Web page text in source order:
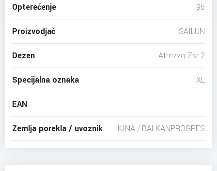
Opterećenje 95
Proizvodjač SAILUN
Dezen Atrezzo Zsr 2
Specijalna oznaka XL
EAN
Zemlja porekla / uvoznik KINA / BALKANPROGRES